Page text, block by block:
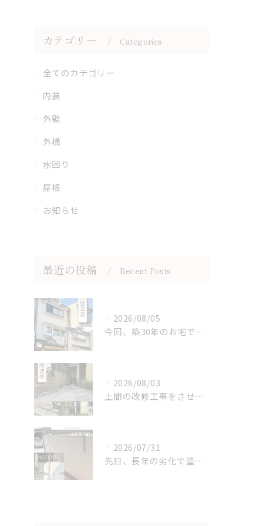
カテゴリー Categories
全てのカテゴリー
内装
外壁
外構
水回り
屋根
お知らせ
最近の投稿 Recent Posts
2026/08/05
今回、築30年のお宅で初の補修と塗装を行ないました。
2026/08/03
土間の改修工事をさせていただきました。
2026/07/31
先日、長年の劣化で塗装が浮き上がった塀を、美しく塗り直しまし...